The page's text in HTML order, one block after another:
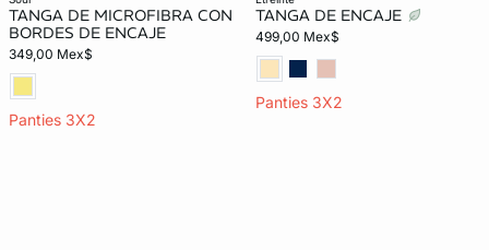
TANGA DE MICROFIBRA CON
BORDES DE ENCAJE
349,00 Mex$
Panties 3X2
TANGA DE ENCAJE
499,00 Mex$
Panties 3X2